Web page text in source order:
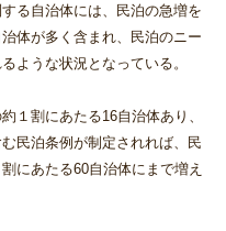
る自治体には、民泊の急増を
体が多く含まれ、民泊のニー
ような状況となっている。
１割にあたる16自治体あり、
民泊条例が制定されれば、民
にあたる60自治体にまで増え